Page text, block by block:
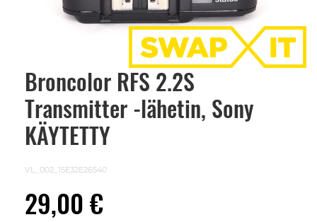
Broncolor RFS 2.2S
Transmitter -lähetin, Sony
KÄYTETTY
VL_002_15E32E26540
29,00 €
Skip
beginning
images